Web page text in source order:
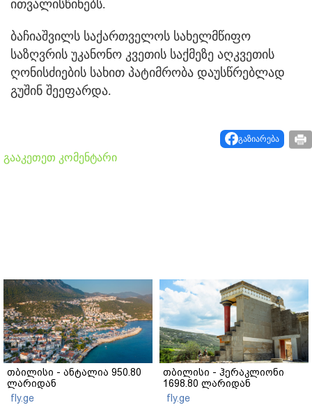
ითვალისწინებს.
ბაჩიაშვილს საქართველოს სახელმწიფო
საზღვრის უკანონო კვეთის საქმეზე აღკვეთის
ღონისძიების სახით პატიმრობა დაუსწრებლად
გუშინ შეეფარდა.
გაზიარება
გააკეთეთ კომენტარი
თბილისი - ანტალია 950.80
ლარიდან
fly.ge
თბილისი - ჰერაკლიონი
1698.80 ლარიდან
fly.ge